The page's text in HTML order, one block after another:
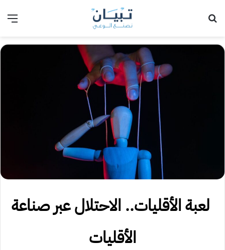
لعبة الأقليات.. الاحتلال عبر صناعة
الأقليات